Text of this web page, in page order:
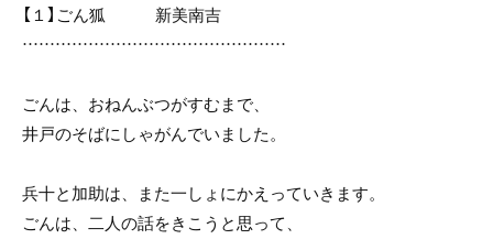
【１】ごん狐 新美南吉
…………………………………………
ごんは、おねんぶつがすむまで、
井戸のそばにしゃがんでいました。
兵十と加助は、また一しょにかえっていきます。
ごんは、二人の話をきこうと思って、